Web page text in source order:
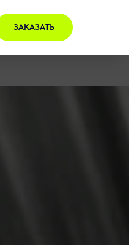
ЗАКАЗАТЬ